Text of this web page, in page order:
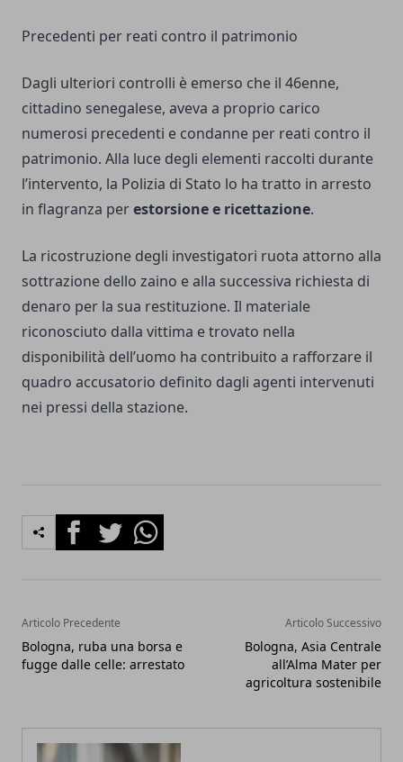
Precedenti per reati contro il patrimonio
Dagli ulteriori controlli è emerso che il 46enne,
cittadino senegalese, aveva a proprio carico
numerosi precedenti e condanne per reati contro il
patrimonio. Alla luce degli elementi raccolti durante
l’intervento, la Polizia di Stato lo ha tratto in arresto
in flagranza perestorsione e ricettazione.
La ricostruzione degli investigatori ruota attorno alla
sottrazione dello zaino e alla successiva richiesta di
denaro per la sua restituzione. Il materiale
riconosciuto dalla vittima e trovato nella
disponibilità dell’uomo ha contribuito a rafforzare il
quadro accusatorio definito dagli agenti intervenuti
nei pressi della stazione.
FacebookTwitterWhatsapp
Articolo Precedente
Bologna, ruba una borsa e
fugge dalle celle: arrestato
Articolo Successivo
Bologna, Asia Centrale
all’Alma Mater per
agricoltura sostenibile